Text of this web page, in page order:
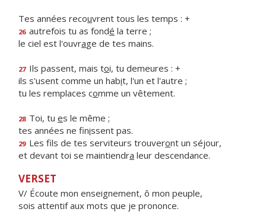
Tes années recouvrent tous les temps : +
26 autrefois tu as fondé la terre ;
le ciel est l'ouvrage de tes mains.
27 Ils passent, mais toi, tu demeures : +
ils s'usent comme un habit, l'un et l'autre ;
tu les remplaces comme un vêtement.
28 Toi, tu es le même ;
tes années ne finissent pas.
29 Les fils de tes serviteurs trouveront un séjour,
et devant toi se maintiendra leur descendance.
VERSET
V/ Écoute mon enseignement, ô mon peuple,
sois attentif aux mots que je prononce.